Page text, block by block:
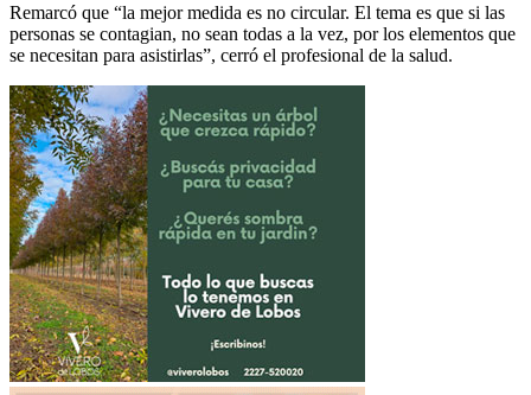
Remarcó que “la mejor medida es no circular. El tema es que si las
personas se contagian, no sean todas a la vez, por los elementos que
se necesitan para asistirlas”, cerró el profesional de la salud.